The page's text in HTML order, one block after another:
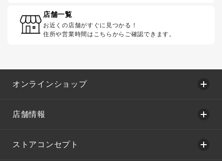
店舗一覧
お近くの店舗がすぐに見つかる！
住所や営業時間はこちらからご確認できます。
オンラインショップ
店舗情報
ストアコンセプト